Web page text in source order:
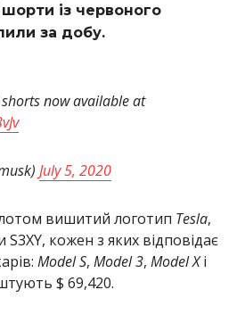
із червоного
за добу.
now available at
July 5, 2020
вишитий логотип Tesla,
кожен з яких відповідає
Model S, Model 3, Model Xі
$ 69,420.